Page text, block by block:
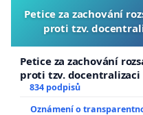
Petice za zachování
proti tzv.
Petice za zachování
proti tzv.
834 podpisů
Oznámení o